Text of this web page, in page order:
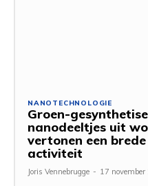
NANOTECHNOLOGIE
Groen-
nanodeeltjes uit
vertonen een
activiteit
Joris Vennebrugge - 17